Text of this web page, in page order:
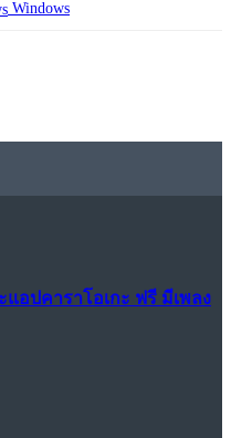
Windows
แอปคาราโอเกะ ฟรี มีเพลง